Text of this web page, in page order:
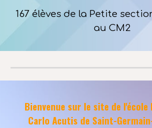
167 élèves de la Petite
au CM2
Bienvenue sur le site de l'école
Carlo Acutis de Saint-